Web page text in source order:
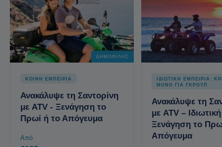
ΔΗΜΟΦΙΛΉΣ
ΚΟΙΝΗ ΕΜΠΕΙΡΙΑ
Ανακάλυψε τη Σαντορίνη
με ATV - Ξενάγηση το
Πρωί ή το Απόγευμα
Από
ΙΔΙΩΤΙΚΗ ΕΜΠΕΙΡΙΑ:
ΜΟΝΟ ΓΙΑ ΓΚΡΟΥΠ
Ανακάλυψε τη
με ATV – Ιδιωτική
Ξενάγηση το
Απόγευμα